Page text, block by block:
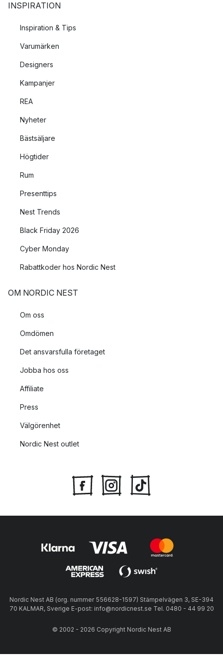
INSPIRATION
Inspiration & Tips
Varumärken
Designers
Kampanjer
REA
Nyheter
Bästsäljare
Högtider
Rum
Presenttips
Nest Trends
Black Friday 2026
Cyber Monday
Rabattkoder hos Nordic Nest
OM NORDIC NEST
Om oss
Omdömen
Det ansvarsfulla företaget
Jobba hos oss
Affiliate
Press
Välgörenhet
Nordic Nest outlet
Nordic Nest AB (org. nummer 556628-1597) Stämpelvägen 3, SE-394
70 KALMAR, Sverige E-post: info@nordicnest.se Tel. 0480 - 44 99 20
© 2002 - 2026 Copyright Nordic Nest AB